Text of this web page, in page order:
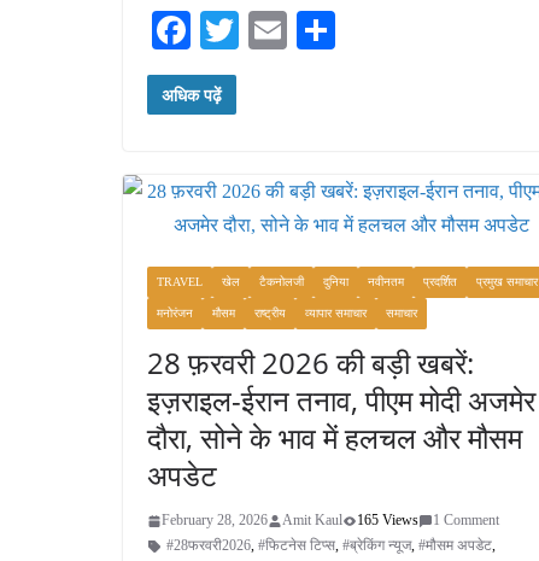
Fa
ce
bo
T
E
अधिक पढ़ें
TRAVEL खेल टैकनोलजी दुनिया नवीनतम प्रदर्शित प्रमुख समाचार
मनोरंजन मौसम राष्ट्रीय व्यापार समाचार समाचार
28 फ़रवरी 2026 की बड़ी खबरें:
इज़राइल-ईरान तनाव, पीएम मोदी अजमेर
दौरा, सोने के भाव में हलचल और मौसम
अपडेट
February 28, 2026 Amit Kaul 165 Views
1 Comment
#28फरवरी2026, #फिटनेस टिप्स, #ब्रेकिंग न्यूज, #मौसम अपडेट,